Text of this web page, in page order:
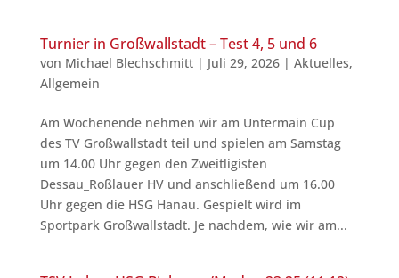
Turnier in Großwallstadt – Test 4, 5 und 6
von Michael Blechschmitt| Juli 29, 2026| Aktuelles,
Allgemein
Am Wochenende nehmen wir am Untermain Cup
des TV Großwallstadt teil und spielen am Samstag
um 14.00 Uhr gegen den Zweitligisten
Dessau_Roßlauer HV und anschließend um 16.00
Uhr gegen die HSG Hanau. Gespielt wird im
Sportpark Großwallstadt. Je nachdem, wie wir am...